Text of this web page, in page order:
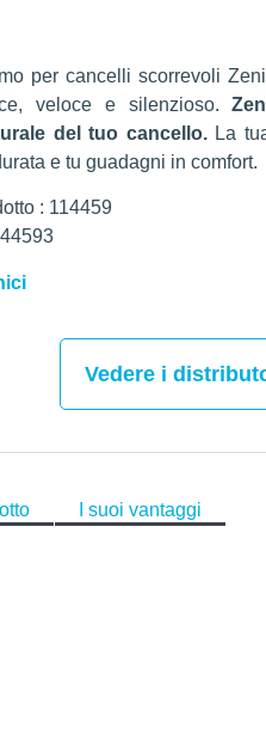
per cancelli scorrevoli
veloce e silenzioso.
del tuo cancello. La
e tu guadagni in comfort.
: 114459
Vedere i
I suoi vantaggi